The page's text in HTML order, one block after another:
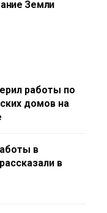
Земли
работы по
домов на
в
в